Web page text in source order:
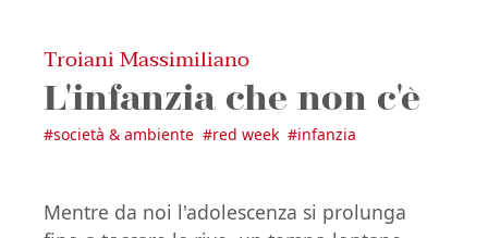
Troiani Massimiliano
L'infanzia che non c'è
#società & ambiente #red week #infanzia
Mentre da noi l'adolescenza si prolunga